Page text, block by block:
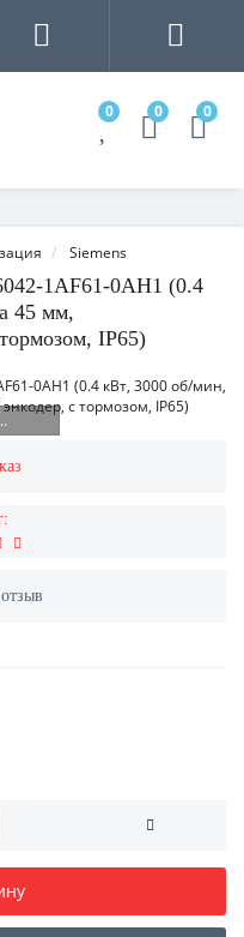
0 0 0
Siemens
1AF61-0AH1 (0.4
45 мм,
IP65)